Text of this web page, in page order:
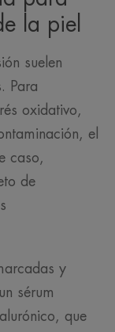
la piel
suelen
Para
oxidativo,
el
caso,
de
y
sérum
que